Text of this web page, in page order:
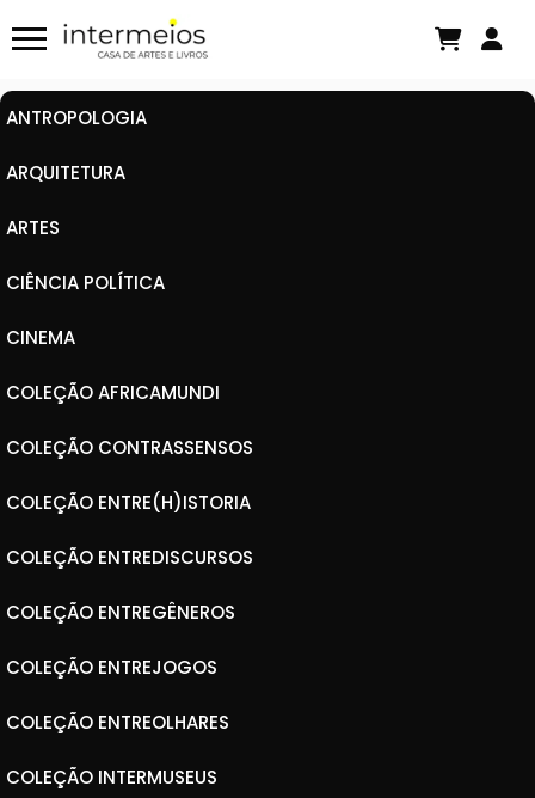
ANTROPOLOGIA
ARQUITETURA
ARTES
CIÊNCIA POLÍTICA
CINEMA
COLEÇÃO AFRICAMUNDI
COLEÇÃO CONTRASSENSOS
COLEÇÃO ENTRE(H)ISTORIA
COLEÇÃO ENTREDISCURSOS
COLEÇÃO ENTREGÊNEROS
COLEÇÃO ENTREJOGOS
COLEÇÃO ENTREOLHARES
COLEÇÃO INTERMUSEUS
diferença em Michel Foucault
Há algumas horas